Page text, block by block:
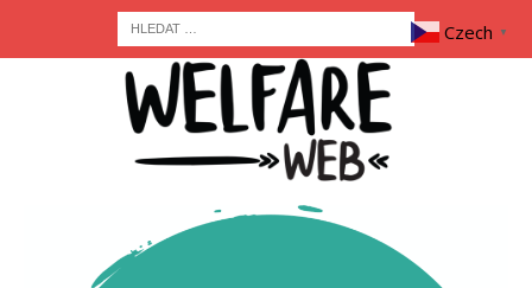
Czech ▼